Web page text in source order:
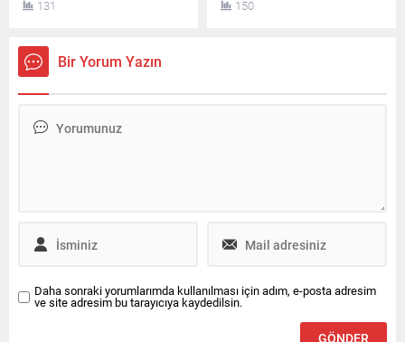
Saldırının Ceramana
açıklandı.
131
çok sayıda ekip sevk edilirken
150
Bir Yorum Yazın
Daha sonraki yorumlarımda kullanılması için adım, e-posta adresim
ve site adresim bu tarayıcıya kaydedilsin.